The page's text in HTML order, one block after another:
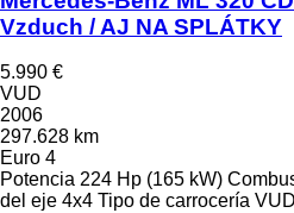
Vzduch / AJ NA SPLÁTKY
5.990 €
VUD
2006
297.628 km
Euro 4
Potencia 224 Hp (165 kW)
del eje 4x4 Tipo de carrocería VUD